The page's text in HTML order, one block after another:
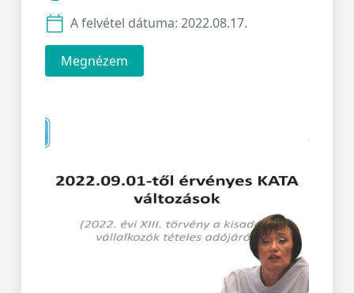
A felvétel dátuma: 2022.08.17.
Megnézem